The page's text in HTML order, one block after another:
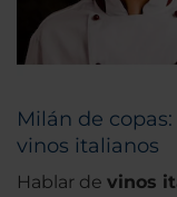
Milán de
vinos italianos
Hablar de vinos